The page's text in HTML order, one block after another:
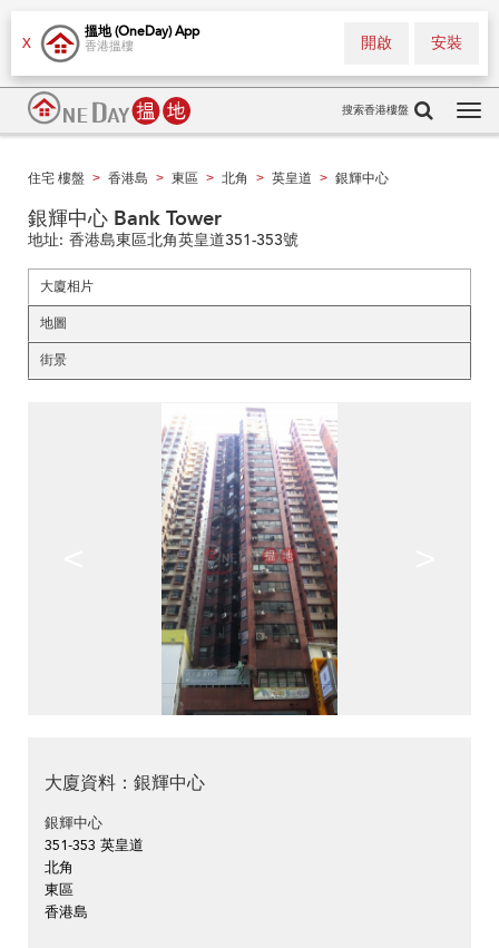
X
搵地 (OneDay) App
香港搵樓 安裝
開啟
搜索香港樓盤
住宅 樓盤 > 香港島 > 東區 > 北角 > 英皇道 > 銀輝中心
銀輝中心 Bank Tower
地址: 香港島東區北角英皇道351-353號
大廈相片
地圖
街景
大廈資料：銀輝中心
銀輝中心
351-353 英皇道
北角
東區
香港島